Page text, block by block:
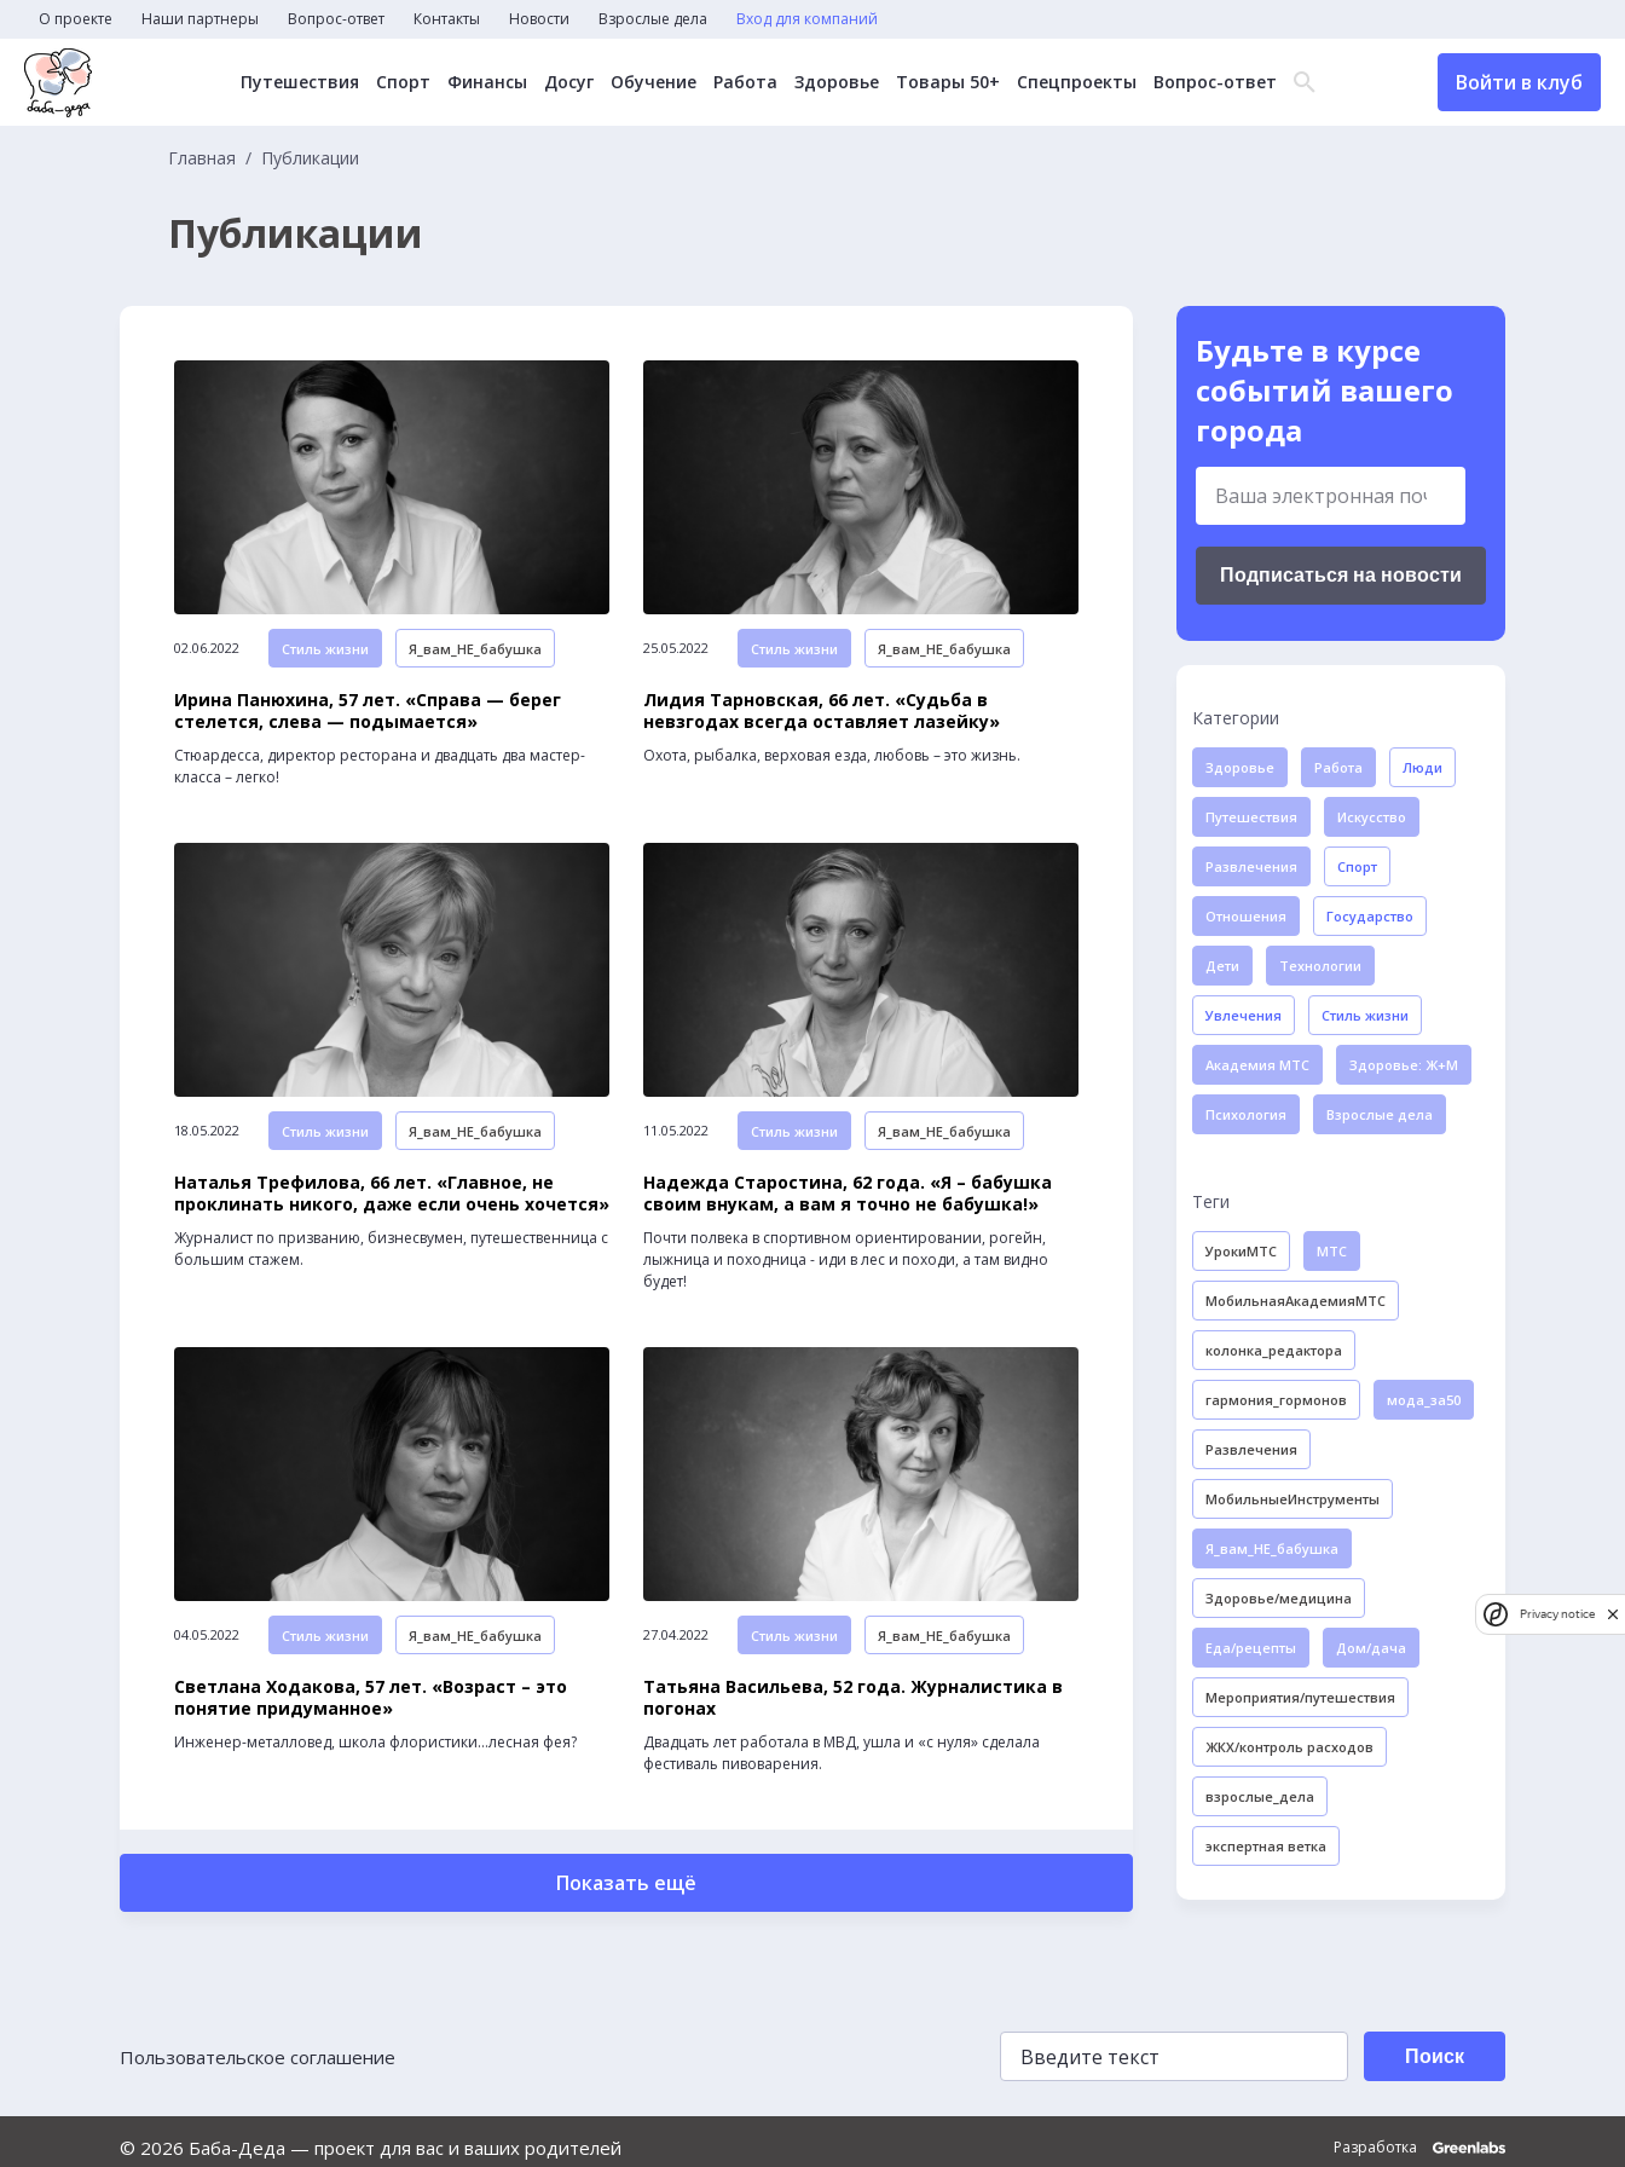
О проекте Наши партнеры Вопрос-ответ Контакты Новости Взрослые дела Вход для компаний
Путешествия Спорт Финансы Досуг Обучение Работа Здоровье Товары 50+ Спецпроекты Вопрос-ответ Войти в клуб
Главная Публикации
Публикации
02.06.2022 Стиль жизни Я_вам_НЕ_бабушка
Ирина Панюхина, 57 лет. «Справа — берег
стелется, слева — подымается»
Стюардесса, директор ресторана и двадцать два мастер-
класса – легко!
25.05.2022 Стиль жизни Я_вам_НЕ_бабушка
Лидия Тарновская, 66 лет. «Судьба в
невзгодах всегда оставляет лазейку»
Охота, рыбалка, верховая езда, любовь – это жизнь.
18.05.2022 Стиль жизни Я_вам_НЕ_бабушка
Наталья Трефилова, 66 лет. «Главное, не
проклинать никого, даже если очень хочется»
Журналист по призванию, бизнесвумен, путешественница с
большим стажем.
11.05.2022 Стиль жизни Я_вам_НЕ_бабушка
Надежда Старостина, 62 года. «Я – бабушка
своим внукам, а вам я точно не бабушка!»
Почти полвека в спортивном ориентировании, рогейн,
лыжница и походница - иди в лес и походи, а там видно
будет!
04.05.2022 Стиль жизни Я_вам_НЕ_бабушка
Светлана Ходакова, 57 лет. «Возраст – это
понятие придуманное»
Инженер-металловед, школа флористики…лесная фея?
27.04.2022 Стиль жизни Я_вам_НЕ_бабушка
Татьяна Васильева, 52 года. Журналистика в
погонах
Двадцать лет работала в МВД, ушла и «с нуля» сделала
фестиваль пивоварения.
Показать ещё
Будьте в курсе
событий вашего
города
Подписаться на новости
Категории
Здоровье Работа Люди
Путешествия Искусство
Развлечения Спорт
Отношения Государство
Дети Технологии
Увлечения Стиль жизни
Академия МТС Здоровье: Ж+М
Психология Взрослые дела
Теги
УрокиМТС МТС
МобильнаяАкадемияМТС
колонка_редактора
гармония_гормонов мода_за50
Развлечения
МобильныеИнструменты
Я_вам_НЕ_бабушка
Здоровье/медицина
Еда/рецепты Дом/дача
Мероприятия/путешествия
ЖКХ/контроль расходов
взрослые_дела
экспертная ветка
Пользовательское соглашение Поиск
© 2026 Баба-Деда — проект для вас и ваших родителей Разработка
Privacy notice